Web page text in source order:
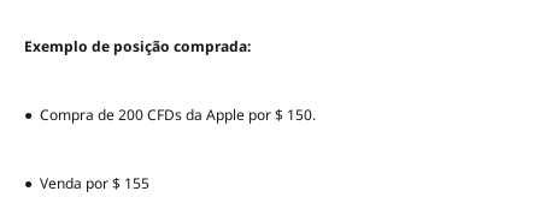
Exemplo de posição comprada:
● Compra de 200 CFDs da Apple por $ 150.
● Venda por $ 155